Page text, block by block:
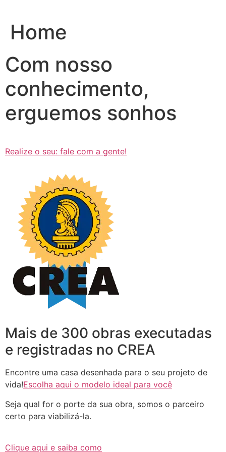
conteúdo
Home
Com nosso
conhecimento,
erguemos sonhos
Realize o seu: fale com a gente!
Mais de 300 obras executadas
e registradas no CREA
Encontre uma casa desenhada para o seu projeto de
vida!Escolha aqui o modelo ideal para você
Seja qual for o porte da sua obra, somos o parceiro
certo para viabilizá-la.
Clique aqui e saiba como